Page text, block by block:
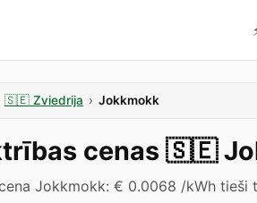
🇸🇪 Zviedrija › Jokkmokk
cenas 🇸🇪
Jokkmokk: € 0.0068 /kWh tieši